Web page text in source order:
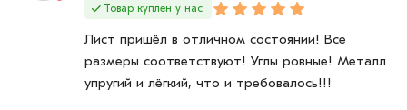
Товар куплен у нас
Лист пришёл в отличном состоянии! Все
размеры соответствуют! Углы ровные! Металл
упругий и лёгкий, что и требовалось!!!